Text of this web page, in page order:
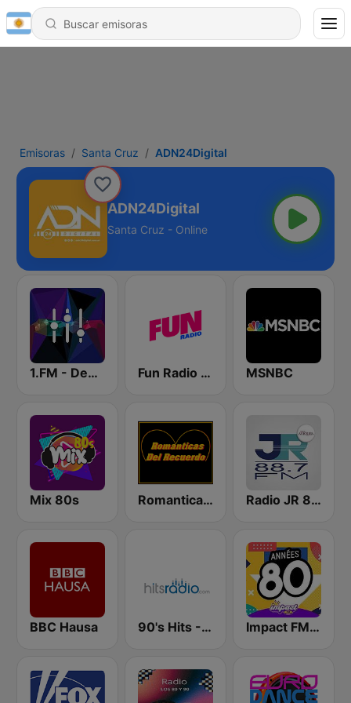
Emisoras Santa Cruz ADN24Digital
ADN24Digital
Santa Cruz - Online
1.FM - Deep House Fun Radio FRANCE MSNBC
Mix 80s Romanticas Del Recuerdo Radio JR 88.7 FM
BBC Hausa 90's Hits - Hits Radio Impact FM - Années 80